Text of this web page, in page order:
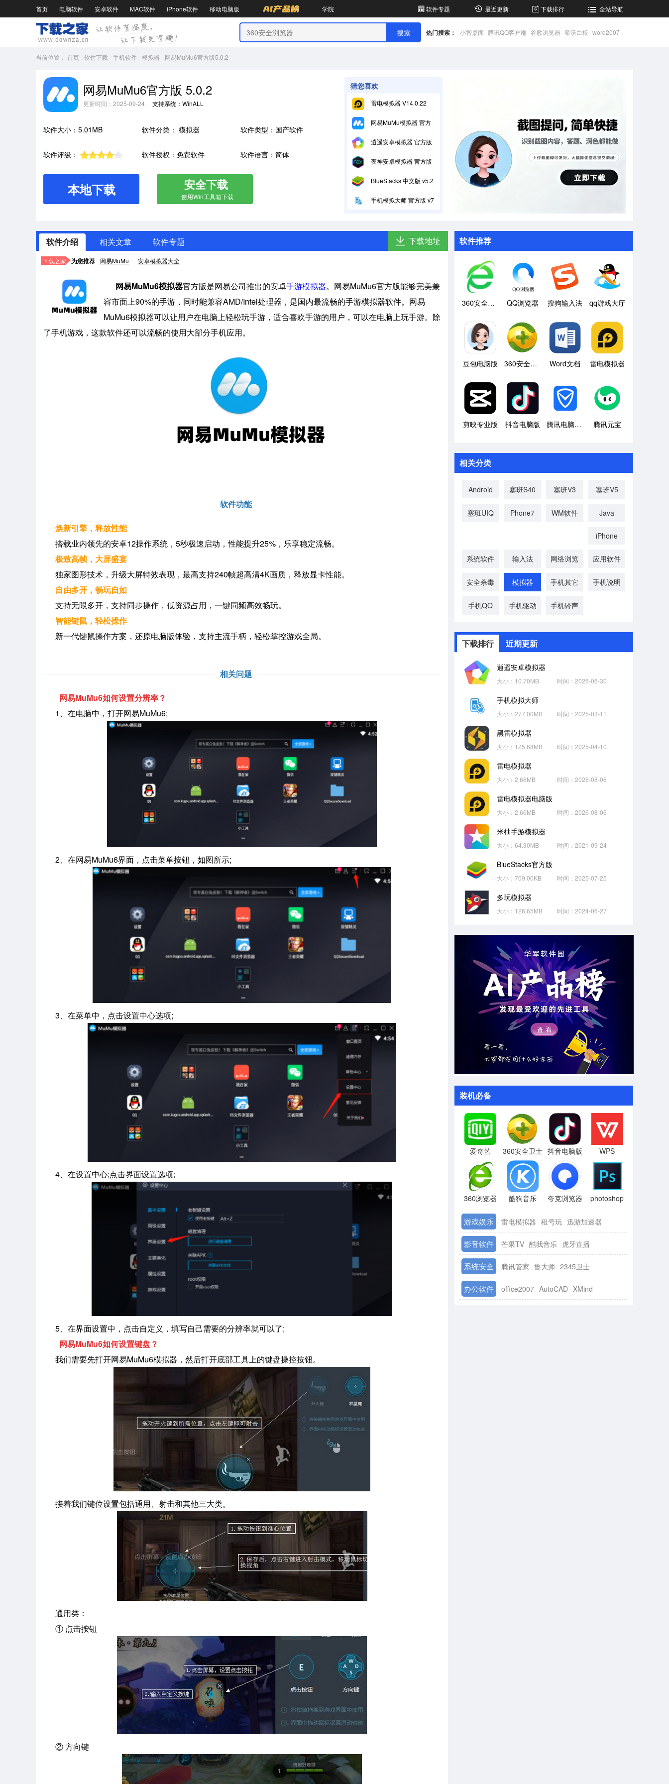
首页 电脑软件 安卓软件 MAC软件 iPhone软件 移动电脑版 学院 软件专题 最近更新 下载排行 全站导航
热门搜索： 小智桌面 腾讯QQ客户端 谷歌浏览器 希沃白板 word2007
当前位置： 首页-软件下载 -手机软件-模拟器 - 网易MuMu6官方版5.0.2
网易MuMu6官方版 5.0.2
更新时间：2025-09-24 支持系统：WinALL
软件大小：5.01MB 软件分类： 模拟器 软件类型：国产软件
软件评级： 软件授权：免费软件 软件语言：简体
本地下载 安全下载
使用Win工具箱下载
猜您喜欢
雷电模拟器 V14.0.22
网易MuMu模拟器 官方渠道版 v6.4.6
逍遥安卓模拟器 官方版 v9.5.3
夜神安卓模拟器 官方版7.0.6.2
BlueStacks 中文版 v5.22.91.6503
手机模拟大师 官方版 v7.3.3592.2470
软件介绍 相关文章 软件专题 下载地址
下载之家 为您推荐 网易MuMu 安卓模拟器大全
网易MuMu6模拟器官方版是网易公司推出的安卓手游模拟器。网易MuMu6官方版能够完美兼
容市面上90%的手游，同时能兼容AMD/Intel处理器，是国内最流畅的手游模拟器软件。网易
MuMu6模拟器可以让用户在电脑上轻松玩手游，适合喜欢手游的用户，可以在电脑上玩手游。除
了手机游戏，这款软件还可以流畅的使用大部分手机应用。
软件功能
焕新引擎，释放性能
搭载业内领先的安卓12操作系统，5秒极速启动，性能提升25%，乐享稳定流畅。
极致高帧，大屏盛宴
独家图形技术，升级大屏特效表现，最高支持240帧超高清4K画质，释放显卡性能。
自由多开，畅玩自如
支持无限多开，支持同步操作，低资源占用，一键同频高效畅玩。
智能键鼠，轻松操作
新一代键鼠操作方案，还原电脑版体验，支持主流手柄，轻松掌控游戏全局。
相关问题
网易MuMu6如何设置分辨率？
1、在电脑中，打开网易MuMu6;
2、在网易MuMu6界面，点击菜单按钮，如图所示;
3、在菜单中，点击设置中心选项;
4、在设置中心;点击界面设置选项;
5、在界面设置中，点击自定义，填写自己需要的分辨率就可以了;
网易MuMu6如何设置键盘？
我们需要先打开网易MuMu6模拟器，然后打开底部工具上的键盘操控按钮。
接着我们键位设置包括通用、射击和其他三大类。
通用类：
① 点击按钮
② 方向键
软件推荐
360安全浏览器 QQ浏览器 搜狗输入法 qq游戏大厅
豆包电脑版 360安全卫士 Word文档 雷电模拟器
剪映专业版 抖音电脑版 腾讯电脑管家 腾讯元宝
相关分类
Android 塞班S40 塞班V3 塞班V5
塞班UIQ Phone7 WM软件 Java
iPhone
系统软件 输入法 网络浏览 应用软件
安全杀毒 模拟器 手机其它 手机说明
手机QQ 手机驱动 手机铃声
下载排行 近期更新
逍遥安卓模拟器
大小：10.70MB 时间：2026-06-30
手机模拟大师
大小：277.00MB 时间：2025-03-11
黑雷模拟器
大小：125.68MB 时间：2025-04-10
雷电模拟器
大小：2.66MB 时间：2026-08-06
雷电模拟器电脑版
大小：2.66MB 时间：2026-08-06
米柚手游模拟器
大小：64.30MB 时间：2021-09-24
BlueStacks官方版
大小：709.00KB 时间：2025-07-25
多玩模拟器
大小：126.65MB 时间：2024-06-27
装机必备
爱奇艺 360安全卫士 抖音电脑版 WPS
360浏览器 酷狗音乐 夸克浏览器 photoshop
游戏娱乐 雷电模拟器 租号玩 迅游加速器
影音软件 芒果TV 酷我音乐 虎牙直播
系统安全 腾讯管家 鲁大师 2345卫士
办公软件 office2007 AutoCAD XMind